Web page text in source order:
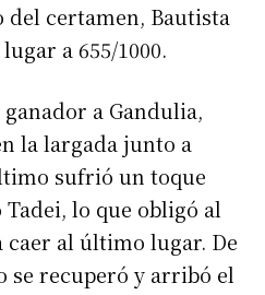
del certamen, Bautista
a 655/1000.
a Gandulia,
la largada junto a
sufrió un toque
lo que obligó al
caer al último lugar. De
se recuperó y arribó el